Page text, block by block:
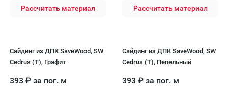
Рассчитать материал Рассчитать материал
Сайдинг из ДПК SaveWood, SW
Cedrus (T), Графит
393 ₽ за пог. м
Сайдинг из ДПК SaveWood, SW
Cedrus (T), Пепельный
393 ₽ за пог. м